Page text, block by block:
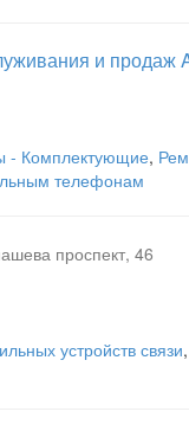
и продаж
- Комплектующие,
телефонам
проспект, 46
устройств связи